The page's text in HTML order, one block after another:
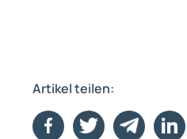
Artikel teilen: